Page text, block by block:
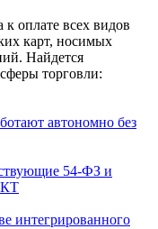
оплате всех видов
карт, носимых
Найдется
торговли:
автономно без
54-ФЗ и
интегрированного